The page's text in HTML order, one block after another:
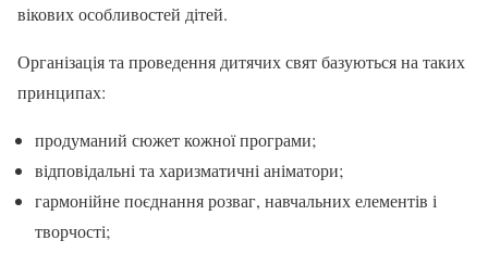
вікових особливостей дітей.
Організація та проведення дитячих свят базуються на таких
принципах:
продуманий сюжет кожної програми;
відповідальні та харизматичні аніматори;
гармонійне поєднання розваг, навчальних елементів і
творчості;